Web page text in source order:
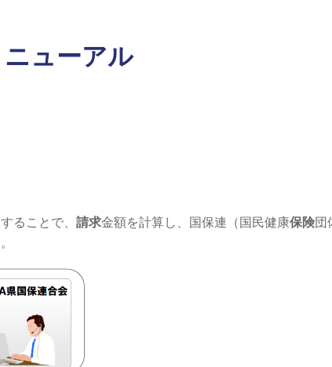
ューアル
ることで、 請求金額を計算し、国保連（国民健康保険団